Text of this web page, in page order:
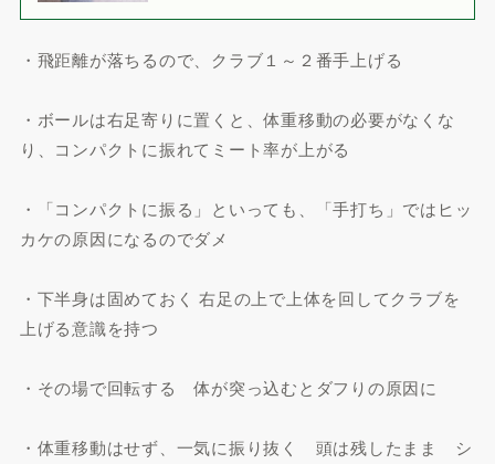
・飛距離が落ちるので、クラブ１～２番手上げる
・ボールは右足寄りに置くと、体重移動の必要がなくな
り、コンパクトに振れてミート率が上がる
・「コンパクトに振る」といっても、「手打ち」ではヒッ
カケの原因になるのでダメ
・下半身は固めておく 右足の上で上体を回してクラブを
上げる意識を持つ
・その場で回転する 体が突っ込むとダフりの原因に
・体重移動はせず、一気に振り抜く 頭は残したまま シ